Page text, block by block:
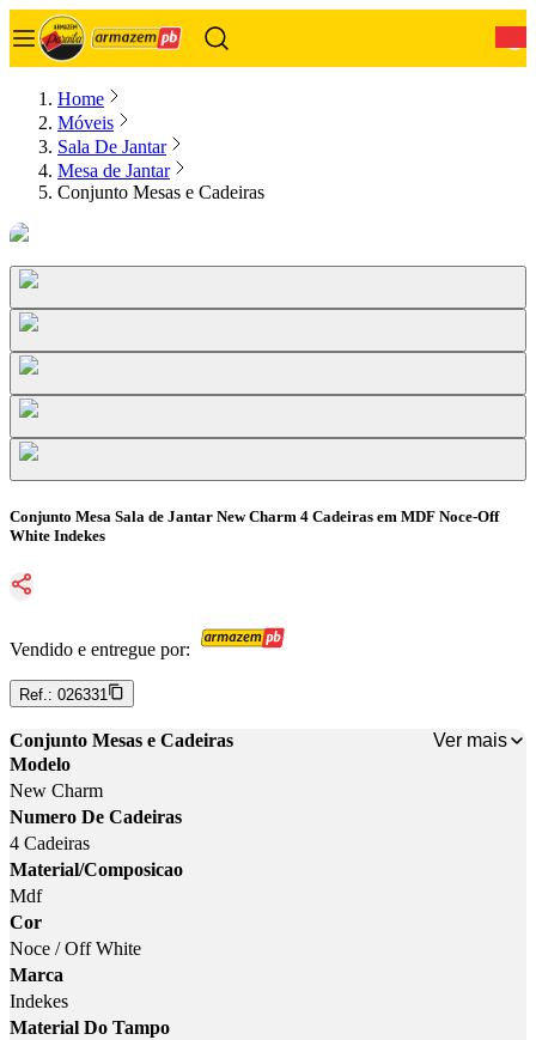
Home
Móveis
Sala De Jantar
Mesa de Jantar
Conjunto Mesas e Cadeiras
Conjunto Mesa Sala de Jantar New Charm 4 Cadeiras em MDF Noce-Off
White Indekes
Vendido e entregue por:
Ref.: 026331
Conjunto Mesas e Cadeiras
Ver mais
Modelo
New Charm
Numero De Cadeiras
4 Cadeiras
Material/Composicao
Mdf
Cor
Noce / Off White
Marca
Indekes
Material Do Tampo